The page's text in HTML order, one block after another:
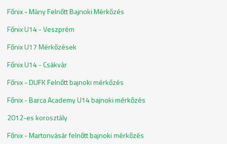
Főnix - Mány Felnőtt Bajnoki Mérkőzés
Főnix U14 - Veszprém
Főnix U17 Mérkőzések
Főnix U14 - Csákvár
Főnix - DUFK Felnőtt bajnoki mérkőzés
Főnix - Barca Academy U14 bajnoki mérkőzés
2012-es korosztály
Főnix - Martonvásár felnőtt bajnoki mérkőzés